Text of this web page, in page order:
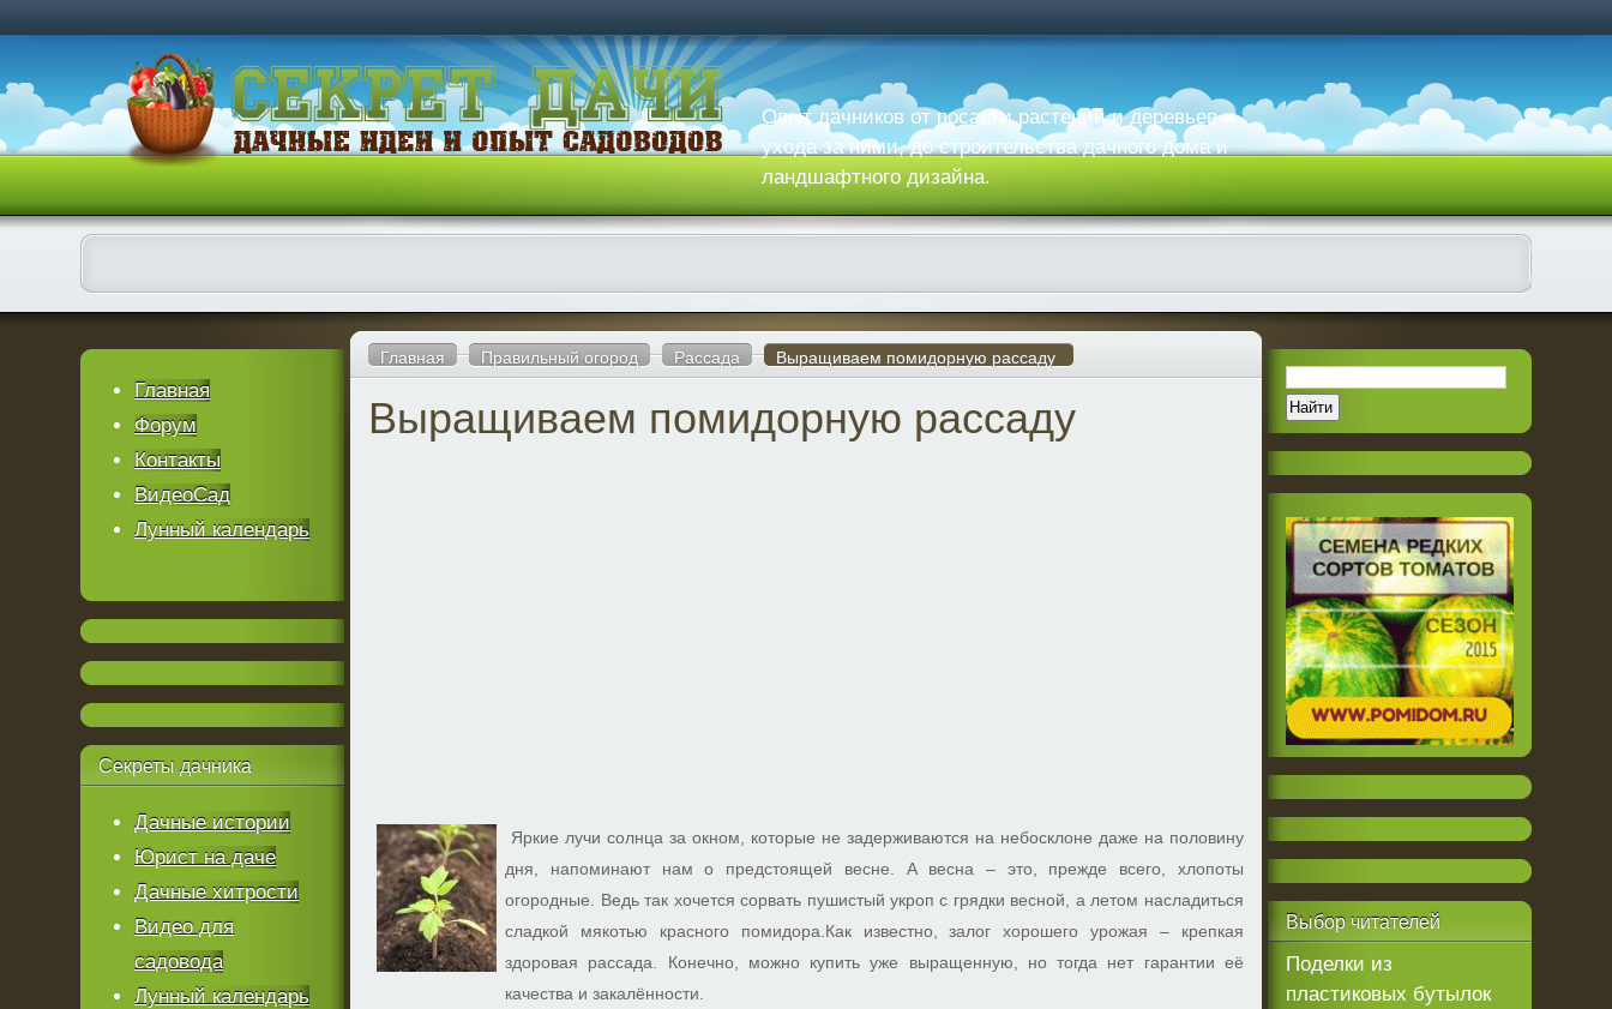
Опыт дачников от посадки растений и деревьев и
ухода за ними, до строительства дачного дома и
ландшафтного дизайна.
Главная Правильный огород Рассада Выращиваем помидорную рассаду
Выращиваем помидорную рассаду
Яркие лучи солнца за окном, которые не задерживаются на небосклоне даже на половину
дня, напоминают нам о предстоящей весне. А весна – это, прежде всего, хлопоты
огородные. Ведь так хочется сорвать пушистый укроп с грядки весной, а летом насладиться
сладкой мякотью красного помидора.Как известно, залог хорошего урожая – крепкая
здоровая рассада. Конечно, можно купить уже выращенную, но тогда нет гарантии её
качества и закалённости.
Главная
Форум
Контакты
ВидеоСад
Лунный календарь
Секреты дачника
Дачные истории
Юрист на даче
Дачные хитрости
Видео для
садовода
Лунный календарь
Выборчитателей
Поделки из
пластиковых бутылок